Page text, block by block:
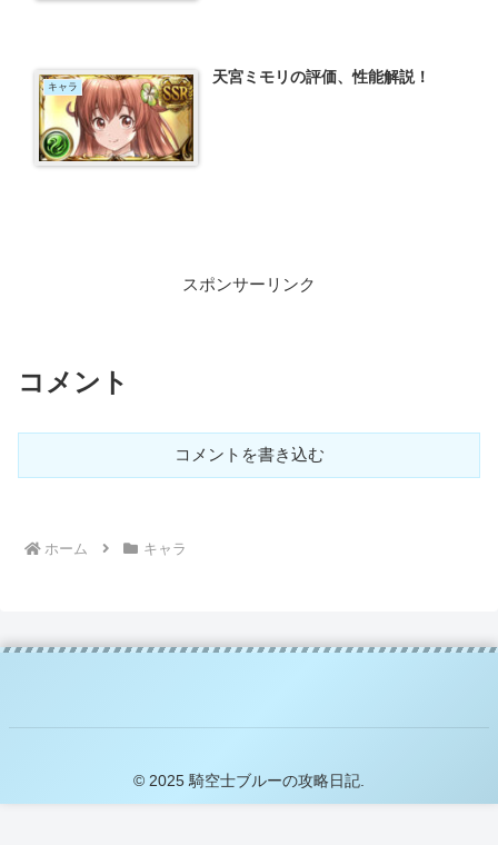
キャラ
天宮ミモリの評価、性能解説！
スポンサーリンク
コメント
コメントを書き込む
ホーム キャラ
© 2025 騎空士ブルーの攻略日記.